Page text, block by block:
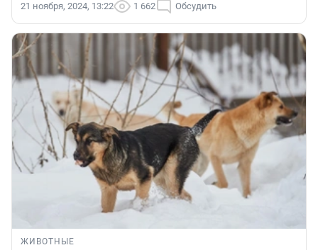
21 ноября, 2024, 13:22 1 662 Обсудить
ЖИВОТНЫЕ